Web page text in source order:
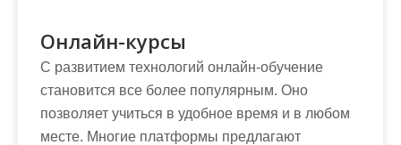
Онлайн-курсы
С развитием технологий онлайн-обучение
становится все более популярным. Оно
позволяет учиться в удобное время и в любом
месте. Многие платформы предлагают